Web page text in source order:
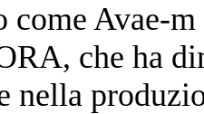
come Avae-
che ha
nella